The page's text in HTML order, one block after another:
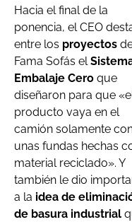
Hacia el final de la
ponencia, el CEO
entre los proyectos
Fama Sofás el
Embalaje Cero que
diseñaron para que
producto vaya en el
camión solamente
unas fundas hechas
material reciclado». Y
también le dio
a la idea de
de basura industrial